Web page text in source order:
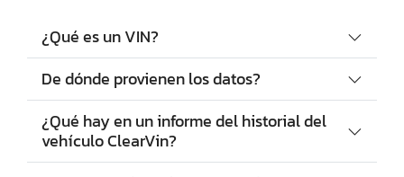
¿Qué es un VIN?
De dónde provienen los datos?
¿Qué hay en un informe del historial del
vehículo ClearVin?